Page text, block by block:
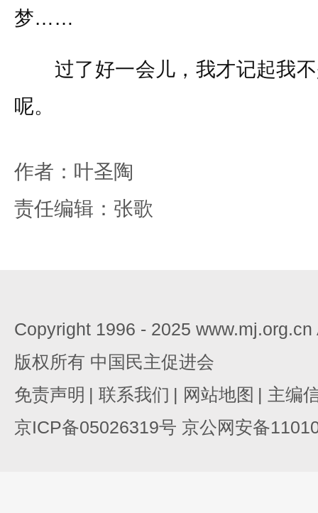
梦……
过了好一会儿，我才记起我不
呢。
作者：叶圣陶
责任编辑：张歌
Copyright 1996 - 2025
版权所有 中国民主促进会
免责声明 | 联系我们 | 网站地图 | 主编
京ICP备05026319号 京公网安备